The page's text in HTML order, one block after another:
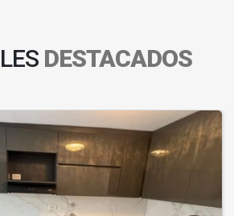
DESTACADOS